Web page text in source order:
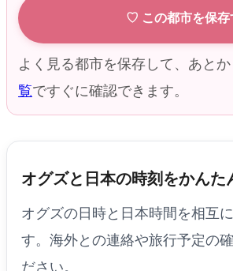
♡ この都市を保存
よく見る都市を保存して、あとか
覧ですぐに確認できます。
オグズと日本の時刻をかんた
オグズの日時と日本時間を相互
す。海外との連絡や旅行予定の
ださい。